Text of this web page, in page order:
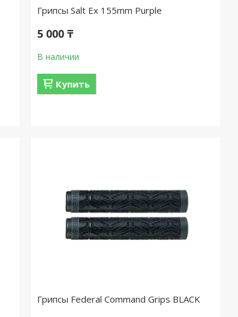
Грипсы Salt Ex 155mm Purple
5 000 ₸
В наличии
Купить
Грипсы Federal Command Grips BLACK